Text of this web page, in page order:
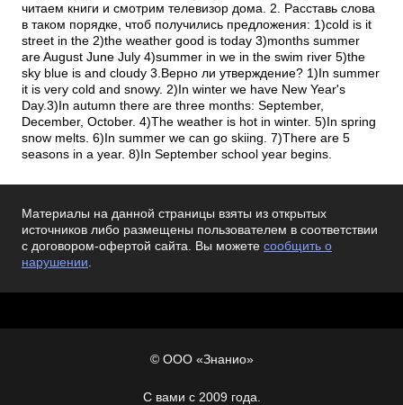
читаем книги и смотрим телевизор дома. 2. Расставь слова
в таком порядке, чтоб получились предложения: 1)cold is it
street in the 2)the weather good is today 3)months summer
are August June July 4)summer in we in the swim river 5)the
sky blue is and cloudy 3.Верно ли утверждение? 1)In summer
it is very cold and snowy. 2)In winter we have New Year's
Day.3)In autumn there are three months: September,
December, October. 4)The weather is hot in winter. 5)In spring
snow melts. 6)In summer we can go skiing. 7)There are 5
seasons in a year. 8)In September school year begins.
Материалы на данной страницы взяты из открытых
источников либо размещены пользователем в соответствии
с договором-офертой сайта. Вы можете сообщить о
нарушении.
© ООО «Знанио»
С вами с 2009 года.